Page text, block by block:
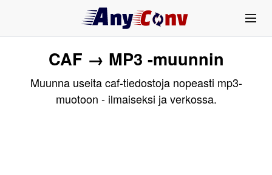
CAF → MP3 -muunnin
Muunna useita caf-tiedostoja nopeasti mp3-
muotoon - ilmaiseksi ja verkossa.